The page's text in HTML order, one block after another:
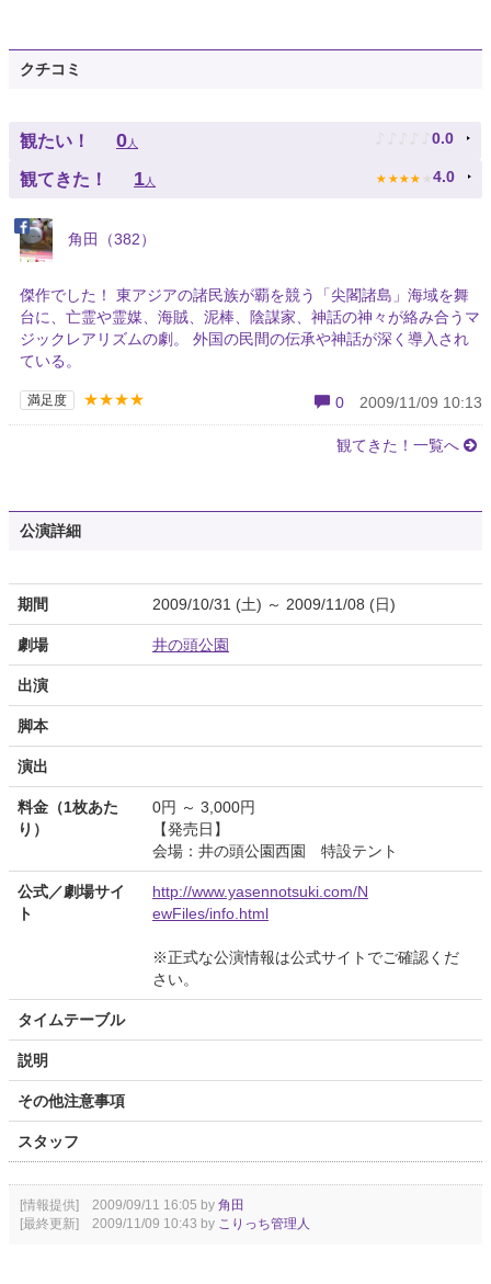
クチコミ
観たい！ 0人 ♪ ♪ ♪ ♪ ♪ 0.0
観てきた！ 1人 ★ ★ ★ ★ ★ 4.0
角田（382）
傑作でした！ 東アジアの諸民族が覇を競う「尖閣諸島」海域を舞
台に、亡霊や霊媒、海賊、泥棒、陰謀家、神話の神々が絡み合うマ
ジックレアリズムの劇。 外国の民間の伝承や神話が深く導入され
ている。
満足度 ★★★★ 0 2009/11/09 10:13
観てきた！一覧へ
公演詳細
期間 2009/10/31 (土) ～ 2009/11/08 (日)
劇場 井の頭公園
出演
脚本
演出
料金（1枚あた
り）
0円 ～ 3,000円
【発売日】
会場：井の頭公園西園 特設テント
公式／劇場サイ
ト
http://www.yasennotsuki.com/N
ewFiles/info.html
※正式な公演情報は公式サイトでご確認くだ
さい。
タイムテーブル
説明
その他注意事項
スタッフ
[情報提供] 2009/09/11 16:05 by 角田
[最終更新] 2009/11/09 10:43 by こりっち管理人